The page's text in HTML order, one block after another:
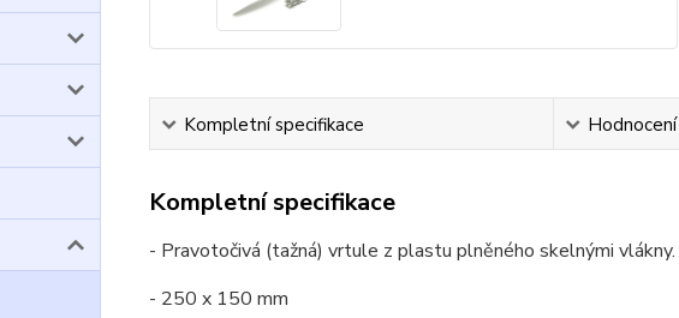
Kompletní specifikace Hodnocení
Kompletní specifikace
- Pravotočivá (tažná) vrtule z plastu plněného skelnými vlákny.
- 250 x 150 mm